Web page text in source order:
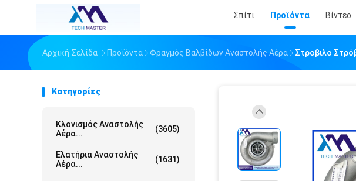
Σπίτι Προϊόντα Βίντεο
Αρχική Σελίδα Προϊόντα Φραγμός Βαλβίδων Αναστολής Αέρα Στροβιλο
Κατηγορίες
Κλονισμός Αναστολής
Αέρα...
(3605)
Ελατήρια Αναστολής
Αέρα...
(1631)